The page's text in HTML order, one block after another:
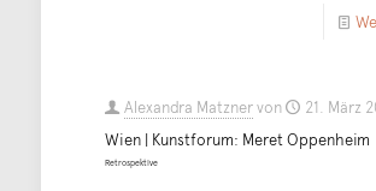
Alexandra Matznervon
21. März
Wien | Kunstforum: Meret Oppenheim
Retrospektive